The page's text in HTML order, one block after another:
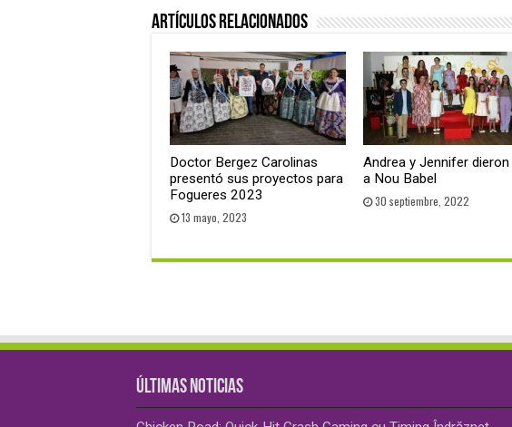
Artículos relacionados
Doctor Bergez Carolinas
presentó sus proyectos para
Fogueres 2023
13 mayo, 2023
Andrea y Jennifer dieron
a Nou Babel
30 septiembre, 2022
ÚLTIMAS NOTICIAS